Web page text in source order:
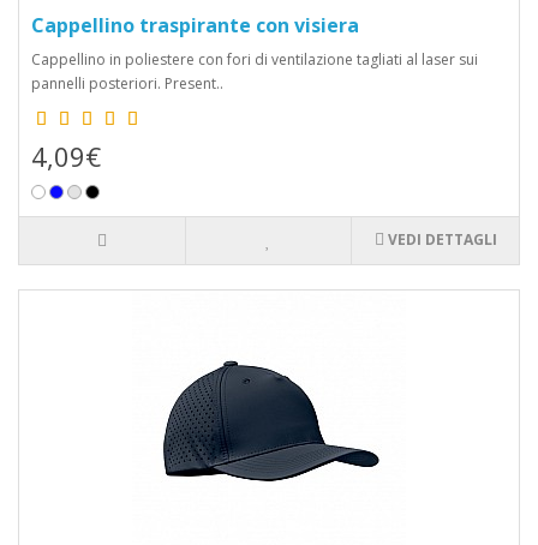
offre protezione solare senza compromettere la tua visione.
Indossa i cappellini personalizzati con visiera durante le
attività all'aperto come escursioni, camminate in spiaggia
o partite sportive.
Completa il tuo outfit casual con un cappellino con visiera
per uno stile rilassato ma di tendenza.
Utilizza i cappellini personalizzati con visiera come gadget
promozionali per eventi o come regalo aziendale per i
clienti.
Porta i cappellini personalizzati con visiera durante le
vacanze al mare o in montagna per proteggerti dal sole e
aggiungere un tocco di stile al tuo look vacanziero.
solare ottimale senza compromettere le tue prestazioni.
4. Personalizza il tuo cappellino con visiera
La personalizzazione dei cappellini con visiera ti offre la
possibilità di creare un prodotto unico e distintivo. Scegli tra una
Cappellino traspirante con visiera
Cappellino in poliestere con fori di ventilazione tagliati al laser sui
pannelli posteriori. Present..
4,09€
VEDI DETTAGLI